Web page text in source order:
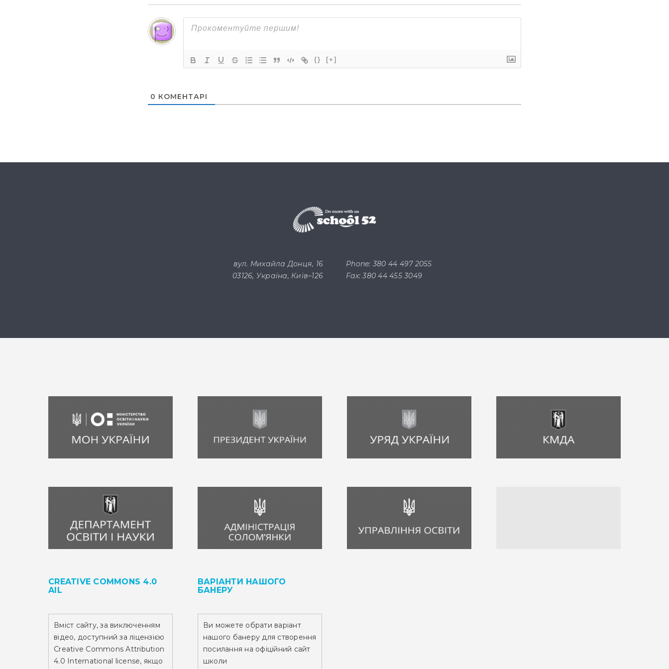
{} [+]
0 КОМЕНТАРІ
Phone: 380 44 497 2055
Fax: 380 44 455 3049
вул. Михайла Донця, 16
03126, Україна, Київ–126
CREATIVE COMMONS 4.0
AIL
Вміст сайту,за виключенням
відео, доступний за ліцензією
Creative Commons Attribution
4.0 International license, якщо
ВАРІАНТИ НАШОГО
БАНЕРУ
Ви можете обрати варіант
нашого банеру для створення
посилання на офіційний сайт
школи